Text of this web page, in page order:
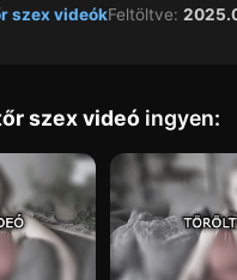
szex videókFeltöltve:
szex videó ingyen: